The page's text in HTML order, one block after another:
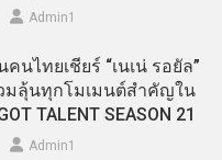
Admin​1
นไทยเชียร์ “เนเน่ รอยัล”
มลุ้นทุกโมเมนต์สำคัญใน
TALENT SEASON 21
Admin​1